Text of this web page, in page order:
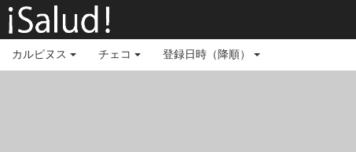
カルピヌス チェコ 登録日時（降順）